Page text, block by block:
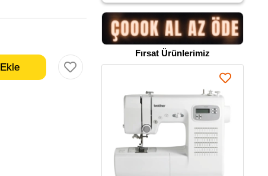
Fırsat Ürünlerimiz